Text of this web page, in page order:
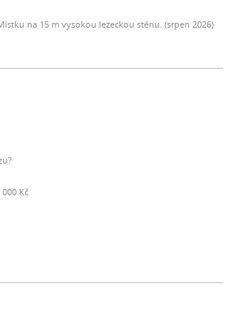
na 15 m vysokou lezeckou stěnu. (srpen 2026)
Kč